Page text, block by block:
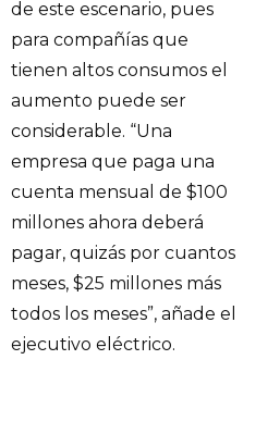
de este escenario, pues
para compañías que
tienen altos consumos el
aumento puede ser
considerable. “Una
empresa que paga una
cuenta mensual de $100
millones ahora deberá
pagar, quizás por cuantos
meses, $25 millones más
todos los meses”, añade el
ejecutivo eléctrico.